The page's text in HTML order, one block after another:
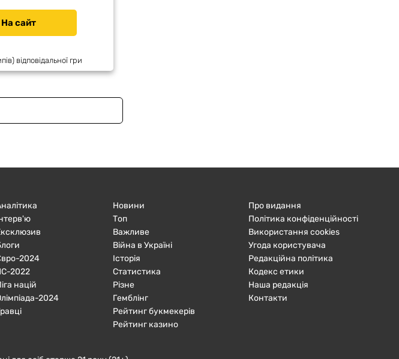
На сайт
відповідальної гри
2024
2022
націй
2024
Новини
Топ
Важливе
Війна в Україні
Історія
Статистика
Різне
Гемблінг
Рейтинг букмекерів
Рейтинг казино
Про видання
Політика конфіденційності
Використання cookies
Угода користувача
Редакційна політика
Кодекс етики
Наша редакція
Контакти